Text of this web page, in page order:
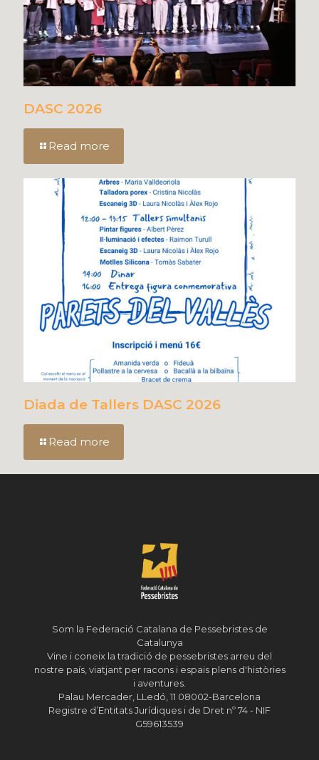
DASC 2026
Read more
Diada de Tallers DASC 2026
Read more
Som la Federació Catalana de Pessebristes de
Catalunya
Vine i coneix la tradició de pessebristes arreu del
nostre país, viatjant per racons i espais plens d'històries
i aventures.
Palau Mercader, LLedó, 11 08002-Barcelona
Registre d’Entitats Jurídiques i de Dret nº 74 - NIF
G59613539